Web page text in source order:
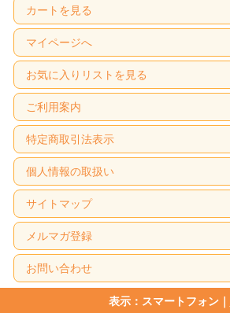
カートを見る
マイページへ
お気に入りリストを見る
ご利用案内
特定商取引法表示
個人情報の取扱い
サイトマップ
メルマガ登録
お問い合わせ
表示：スマートフォン｜